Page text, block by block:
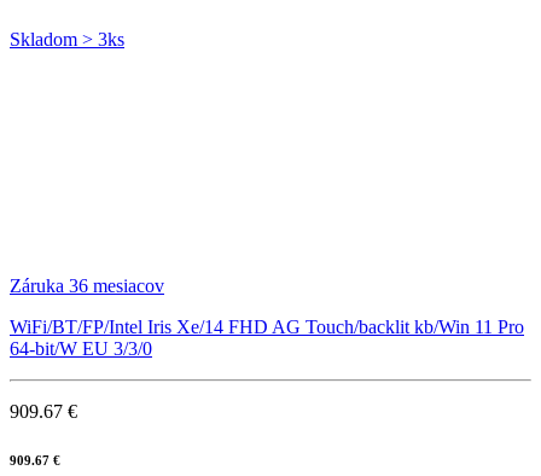
Skladom > 3ks
Záruka 36 mesiacov
WiFi/BT/FP/Intel Iris Xe/14 FHD AG Touch/backlit kb/Win 11 Pro
64-bit/W EU 3/3/0
909.67 €
909.67 €